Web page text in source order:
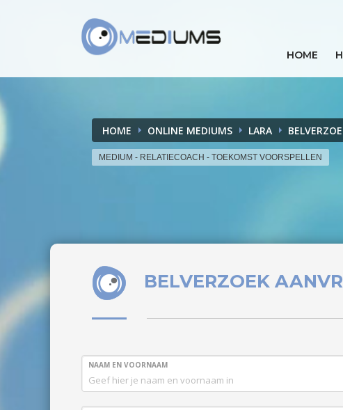
HOME
HOME ONLINE MEDIUMS LARA
MEDIUM - RELATIECOACH - TOEKOMST VOORSPELLEN
BELVERZOEK
NAAM EN VOORNAAM